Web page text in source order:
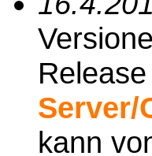
Release
Server/
kann